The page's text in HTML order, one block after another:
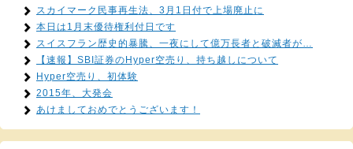
スカイマーク民事再生法、3月1日付で上場廃止に
本日は1月末優待権利付日です
スイスフラン歴史的暴騰、一夜にして億万長者と破滅者が…
【速報】SBI証券のHyper空売り、持ち越しについて
Hyper空売り、初体験
2015年、大発会
あけましておめでとうございます！